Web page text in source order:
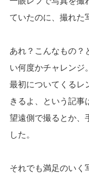
ていたのに、撮れた
あれ？こんなもの？
い何度かチャレンジ。
最初についてくるレ
きるよ、という記事
望遠側で撮るとか、
した。
それでも満足のいく